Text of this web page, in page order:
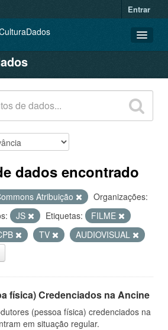
Entrar
dados encontrado
Atribuição
Organizações:
JS Etiquetas:
FILME
TV
AUDIOVISUAL
física) Credenciados na Ancine
(pessoa física) credenciados na
em situação regular.